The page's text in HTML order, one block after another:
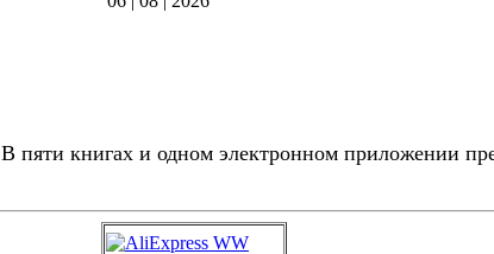
В пяти книгах и одном электронном приложении